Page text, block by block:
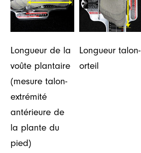
Longueur de la
voûte plantaire
(mesure talon-
extrémité
antérieure de
la plante du
pied)
Longueur talon-
orteil